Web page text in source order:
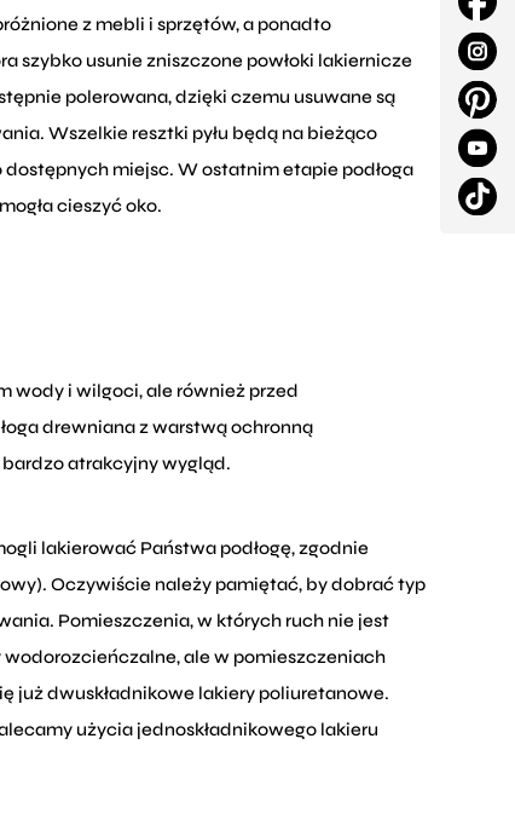
z mebli i sprzętów, a ponadto
szybko usunie zniszczone powłoki lakiernicze
polerowana, dzięki czemu usuwane są
Wszelkie resztki pyłu będą na bieżąco
miejsc. W ostatnim etapie podłoga
cieszyć oko.
wody i wilgoci, ale również przed
drewniana z warstwą ochronną
atrakcyjny wygląd.
lakierować Państwa podłogę, zgodnie
Oczywiście należy pamiętać, by dobrać typ
Pomieszczenia, w których ruch nie jest
ale w pomieszczeniach
już dwuskładnikowe lakiery poliuretanowe.
użycia jednoskładnikowego lakieru